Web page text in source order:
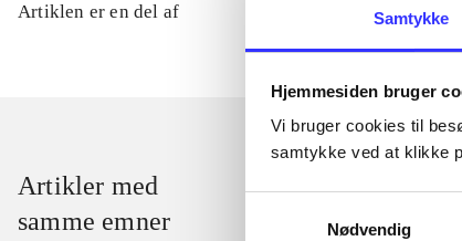
Samtykke
Hjemmesiden bruger
Vi bruger cookies til
samtykke ved at klikke
Nødvendig
Artiklen er en del af
Artikler med
samme emner